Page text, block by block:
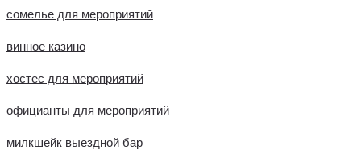
сомелье для мероприятий
винное казино
хостес для мероприятий
официанты для мероприятий
милкшейк выездной бар